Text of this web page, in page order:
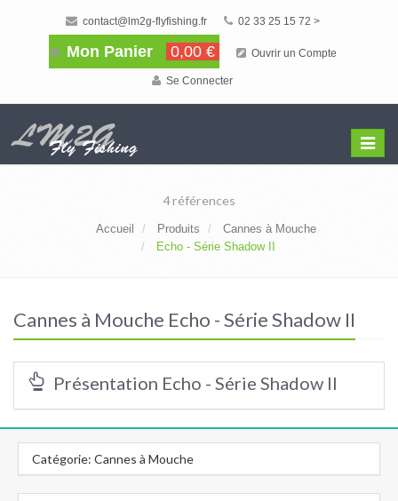
contact@lm2g-flyfishing.fr 02 33 25 15 72 >
Mon Panier 0,00 € Ouvrir un Compte
Se Connecter
Menu
4 références
Accueil Produits
Cannes à Mouche
Echo - Série Shadow II
Cannes à Mouche Echo - Série Shadow II
Présentation Echo - Série Shadow II
Catégorie: Cannes à Mouche